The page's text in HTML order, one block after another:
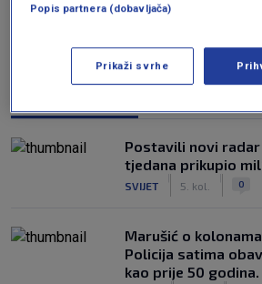
Postavili novi radar
tjedana prikupio
SVIJET 5. kol. 0
Marušić o
Policija satima
kao prije 50
Popis partnera (dobavljača)
Prikaži svrhe